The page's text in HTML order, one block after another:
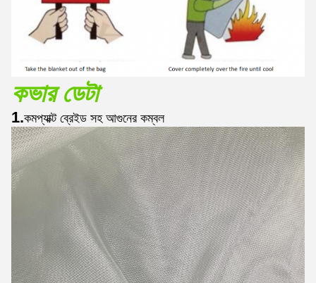
কভার ডেটা
1.কমপ্যাক্ট ব্রেইড সহ আগুনের কম্বল